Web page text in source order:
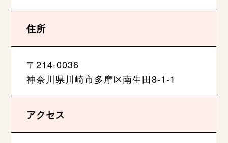
住所
〒214-0036
神奈川県川崎市多摩区南生田8-1-1
アクセス